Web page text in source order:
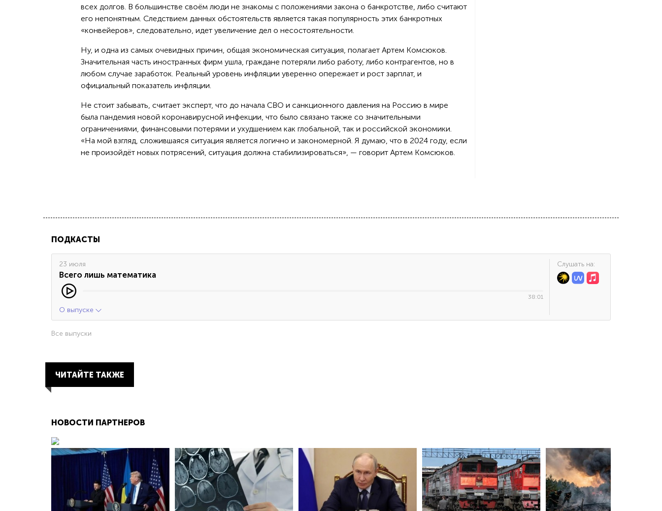
всех долгов. В большинстве своём люди не знакомы с положениями закона о банкротстве, либо считают
его непонятным. Следствием данных обстоятельств является такая популярность этих банкротных
«конвейеров», следовательно, идет увеличение дел о несостоятельности.
Ну, и одна из самых очевидных причин, общая экономическая ситуация, полагает Артем Комсюков.
Значительная часть иностранных фирм ушла, граждане потеряли либо работу, либо контрагентов, но в
любом случае заработок. Реальный уровень инфляции уверенно опережает и рост зарплат, и
официальный показатель инфляции.
Не стоит забывать, считает эксперт, что до начала СВО и санкционного давления на Россию в мире
была пандемия новой коронавирусной инфекции, что было связано также со значительными
ограничениями, финансовыми потерями и ухудшением как глобальной, так и российской экономики.
«На мой взгляд, сложившаяся ситуация является логично и закономерной. Я думаю, что в 2024 году, если
не произойдёт новых потрясений, ситуация должна стабилизироваться», — говорит Артем Комсюков.
ПОДКАСТЫ
23 июля
Всего лишь математика
38:01
О выпуске
Cлушать на:
Все выпуски
ЧИТАЙТЕ ТАКЖЕ
НОВОСТИ ПАРТНЕРОВ